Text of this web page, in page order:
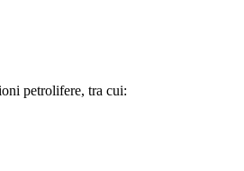
petrolifere, tra cui: